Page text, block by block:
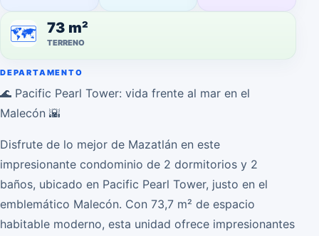
🗺️ 73 m²
TERRENO
DEPARTAMENTO
🌊 Pacific Pearl Tower: vida frente al mar en el
Malecón 🌇
Disfrute de lo mejor de Mazatlán en este
impresionante condominio de 2 dormitorios y 2
baños, ubicado en Pacific Pearl Tower, justo en el
emblemático Malecón. Con 73,7 m² de espacio
habitable moderno, esta unidad ofrece impresionantes